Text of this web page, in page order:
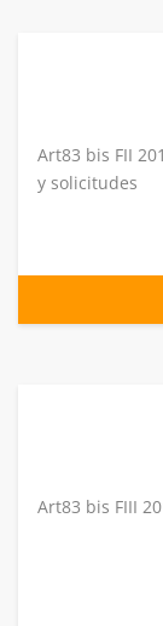
Art83 bis FII
y solicitudes
Art83 bis FIII